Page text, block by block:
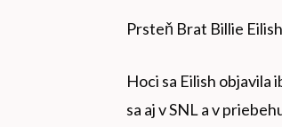
Prsteň Brat Billie
Hoci sa Eilish objavila
sa aj v SNL a v